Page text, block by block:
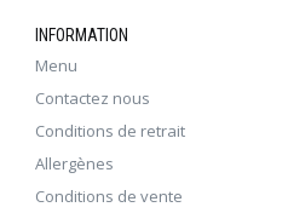
INFORMATION
Menu
Contactez nous
Conditions de retrait
Allergènes
Conditions de vente